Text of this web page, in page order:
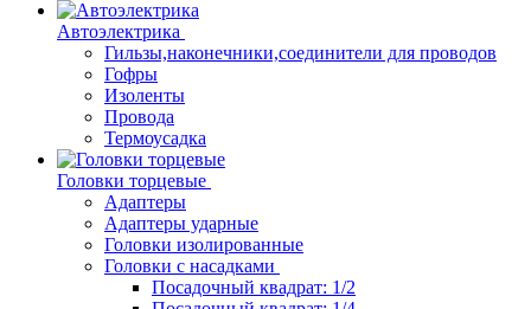
Автоэлектрика
Гильзы,наконечники,соединители для проводов
Гофры
Изоленты
Провода
Термоусадка
Головки торцевые
Адаптеры
Адаптеры ударные
Головки изолированные
Головки с насадками
Посадочный квадрат: 1/2